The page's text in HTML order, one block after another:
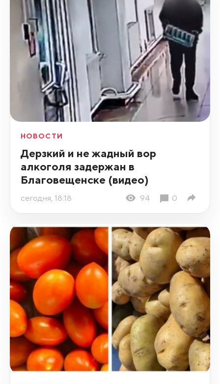
НОВОСТИ
Дерзкий и не жадный вор
алкоголя задержан в
Благовещенске (видео)
сегодня, 18:18 94 0